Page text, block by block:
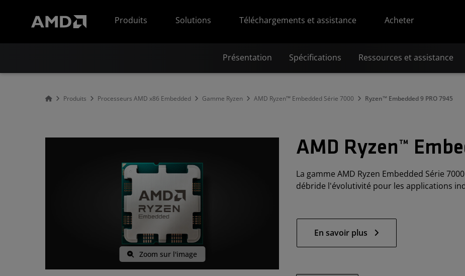
Produits
Solutions Téléchargements et assistance Acheter
Présentation Spécifications Ressources et assistance
Produits Processeurs AMD x86 Embedded Gamme Ryzen AMD Ryzen™ Embedded Série 7000 Ryzen™ Embedded 9 PRO 7945
Zoom sur l'image
AMD Ryzen™
La gamme AMD Ryzen Embedded Série
débride l'évolutivité pour les applications
En savoir plus